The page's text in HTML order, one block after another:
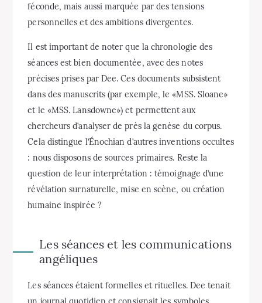
féconde, mais aussi marquée par des tensions
personnelles et des ambitions divergentes.
Il est important de noter que la chronologie des
séances est bien documentée, avec des notes
précises prises par Dee. Ces documents subsistent
dans des manuscrits (par exemple, le «MSS. Sloane»
et le «MSS. Lansdowne») et permettent aux
chercheurs d’analyser de près la genèse du corpus.
Cela distingue l’Énochian d’autres inventions occultes
: nous disposons de sources primaires. Reste la
question de leur interprétation : témoignage d’une
révélation surnaturelle, mise en scène, ou création
humaine inspirée ?
Les séances et les communications
angéliques
Les séances étaient formelles et rituelles. Dee tenait